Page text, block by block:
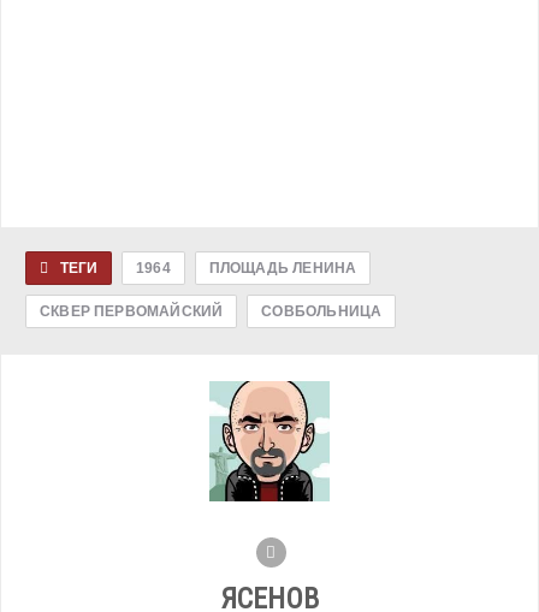
ТЕГИ 1964 ПЛОЩАДЬ ЛЕНИНА
СКВЕР ПЕРВОМАЙСКИЙ СОВБОЛЬНИЦА
ЯСЕНОВ